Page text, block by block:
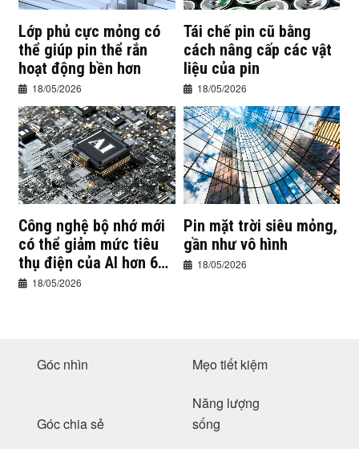
Lớp phủ cực mỏng có
thể giúp pin thể rắn
hoạt động bền hơn
18/05/2026
Tái chế pin cũ bằng
cách nâng cấp các vật
liệu của pin
18/05/2026
Công nghệ bộ nhớ mới
có thể giảm mức tiêu
thụ điện của AI hơn 60
lần18/05/2026
Pin mặt trời siêu mỏng,
gần như vô hình
18/05/2026
Góc nhìn Mẹo tiết kiệm
Góc chia sẻ
Năng lượng
sống